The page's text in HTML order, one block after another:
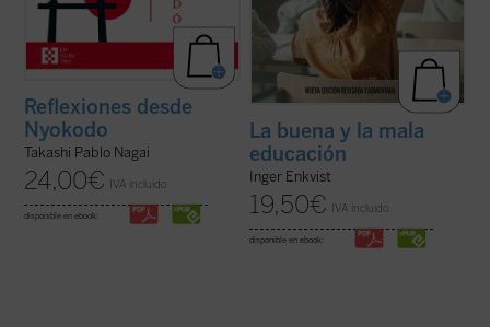
Reflexiones desde
Nyokodo
Takashi Pablo Nagai
24,00€ IVA incluido
disponible en ebook:
La buena y la mala
educación
Inger Enkvist
19,50€ IVA incluido
disponible en ebook: